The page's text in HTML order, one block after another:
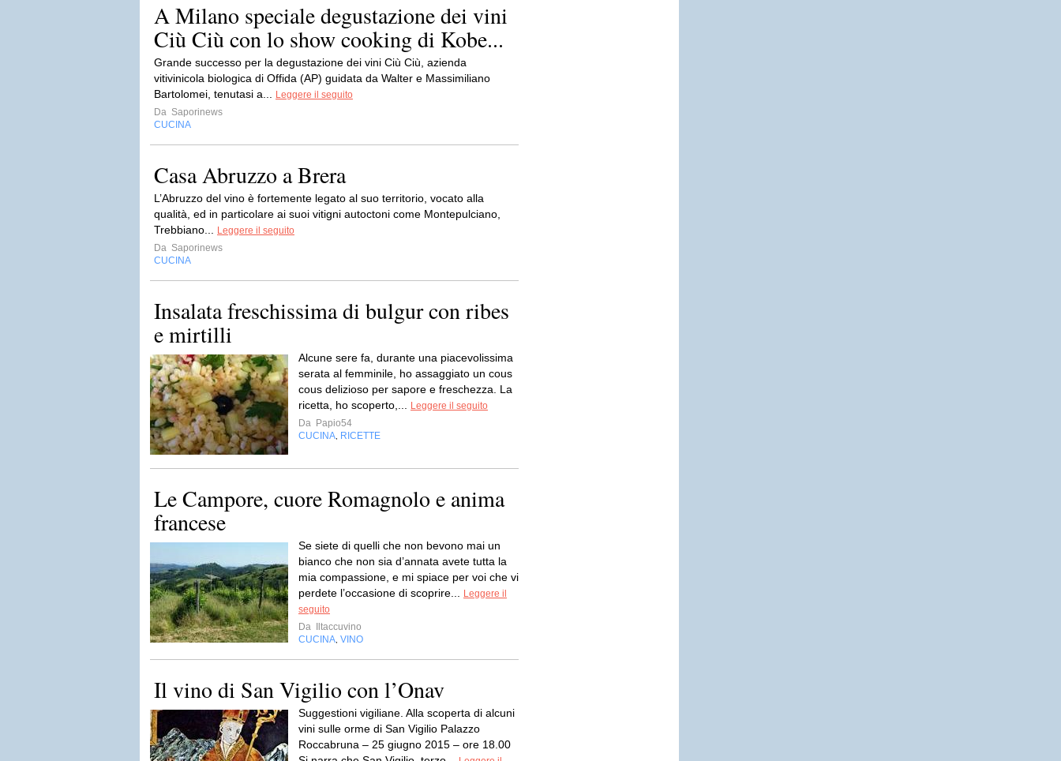
A Milano speciale degustazione dei vini
Ciù Ciù con lo show cooking di Kobe...
Grande successo per la degustazione dei vini Ciù Ciù, azienda
vitivinicola biologica di Offida (AP) guidata da Walter e Massimiliano
Bartolomei, tenutasi a...
Leggere il seguito
Da Saporinews
CUCINA
Casa Abruzzo a Brera
L’Abruzzo del vino è fortemente legato al suo territorio, vocato alla
qualità, ed in particolare ai suoi vitigni autoctoni come Montepulciano,
Trebbiano...
Leggere il seguito
Da Saporinews
CUCINA
Insalata freschissima di bulgur con ribes
e mirtilli
Alcune sere fa, durante una piacevolissima
serata al femminile, ho assaggiato un cous
cous delizioso per sapore e freschezza. La
ricetta, ho scoperto,...
Leggere il seguito
Da Papio54
CUCINA RICETTE
Le Campore, cuore Romagnolo e anima
francese
Se siete di quelli che non bevono mai un
bianco che non sia d’annata avete tutta la
mia compassione, e mi spiace per voi che vi
perdete l’occasione di scoprire...
Leggere il
seguito
Da
Iltaccuvino
CUCINA VINO
Il vino di San Vigilio con l’Onav
Suggestioni vigiliane. Alla scoperta di alcuni
vini sulle orme di San Vigilio Palazzo
Roccabruna – 25 giugno 2015 – ore 18.00